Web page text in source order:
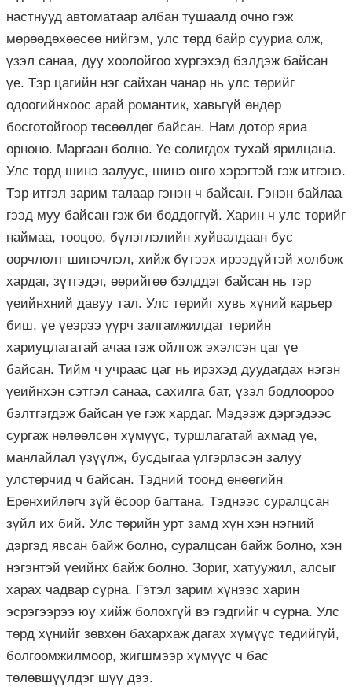
настнууд автоматаар албан тушаалд очно гэж
мөрөөдөхөөсөө нийгэм, улс төрд байр сууриа олж,
үзэл санаа, дуу хоолойгоо хүргэхэд бэлдэж байсан
үе. Тэр цагийн нэг сайхан чанар нь улс төрийг
одоогийнхоос арай романтик, хавьгүй өндөр
босготойгоор төсөөлдөг байсан. Нам дотор яриа
өрнөнө. Маргаан болно. Үе солигдох тухай ярилцана.
Улс төрд шинэ залуус, шинэ өнгө хэрэгтэй гэж итгэнэ.
Тэр итгэл зарим талаар гэнэн ч байсан. Гэнэн байлаа
гээд муу байсан гэж би боддоггүй. Харин ч улс төрийг
наймаа, тооцоо, бүлэглэлийн хуйвалдаан бус
өөрчлөлт шинэчлэл, хийж бүтээх ирээдүйтэй холбож
хардаг, зүтгэдэг, өөрийгөө бэлддэг байсан нь тэр
үеийнхний давуу тал. Улс төрийг хувь хүний карьер
биш, үе үеэрээ үүрч залгамжилдаг төрийн
хариуцлагатай ачаа гэж ойлгож эхэлсэн цаг үе
байсан. Тийм ч учраас цаг нь ирэхэд дуудагдах нэгэн
үеийнхэн сэтгэл санаа, сахилга бат, үзэл бодлоороо
бэлтгэгдэж байсан үе гэж хардаг. Мэдээж дэргэдээс
сургаж нөлөөлсөн хүмүүс, туршлагатай ахмад үе,
манлайлал үзүүлж, бусдыгаа үлгэрлэсэн залуу
улстөрчид ч байсан. Тэдний тоонд өнөөгийн
Ерөнхийлөгч зүй ёсоор багтана. Тэднээс суралцсан
зүйл их бий. Улс төрийн урт замд хүн хэн нэгний
дэргэд явсан байж болно, суралцсан байж болно, хэн
нэгэнтэй үеийнх байж болно. Зориг, хатуужил, алсыг
харах чадвар сурна. Гэтэл зарим хүнээс харин
эсрэгээрээ юу хийж болохгүй вэ гэдгийг ч сурна. Улс
төрд хүнийг зөвхөн бахархаж дагах хүмүүс төдийгүй,
болгоомжилмоор, жигшмээр хүмүүс ч бас
төлөвшүүлдэг шүү дээ.